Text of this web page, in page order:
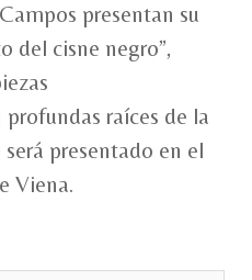
presentan su
del cisne negro”,
raíces de la
presentado en el
Viena.